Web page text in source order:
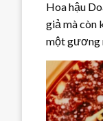
Hoa hậu
giả mà còn
một gương